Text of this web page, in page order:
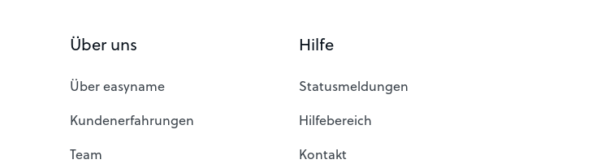
Über uns
Über easyname
Kundenerfahrungen
Team
Hilfe
Statusmeldungen
Hilfebereich
Kontakt